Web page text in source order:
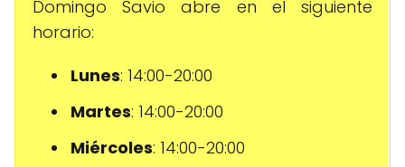
Domingo Savio abre en el siguiente
horario:
Lunes: 14:00-20:00
Martes: 14:00-20:00
Miércoles: 14:00-20:00